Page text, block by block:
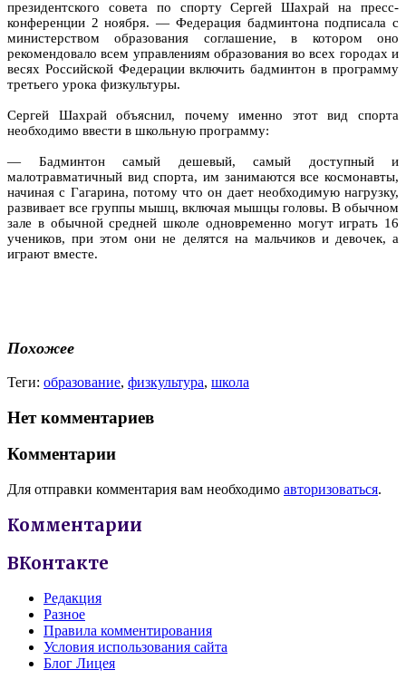
президентского совета по спорту Сергей Шахрай на пресс-
конференции 2 ноября. — Федерация бадминтона подписала с
министерством образования соглашение, в котором оно
рекомендовало всем управлениям образования во всех городах и
весях Российской Федерации включить бадминтон в программу
третьего урока физкультуры.
Сергей Шахрай объяснил, почему именно этот вид спорта
необходимо ввести в школьную программу:
— Бадминтон самый дешевый, самый доступный и
малотравматичный вид спорта, им занимаются все космонавты,
начиная с Гагарина, потому что он дает необходимую нагрузку,
развивает все группы мышц, включая мышцы головы. В обычном
зале в обычной средней школе одновременно могут играть 16
учеников, при этом они не делятся на мальчиков и девочек, а
играют вместе.
Похожее
Теги: образование, физкультура, школа
Нет комментариев
Комментарии
Для отправки комментария вам необходимо авторизоваться.
Комментарии
ВКонтакте
Редакция
Разное
Правила комментирования
Условия использования сайта
Блог Лицея